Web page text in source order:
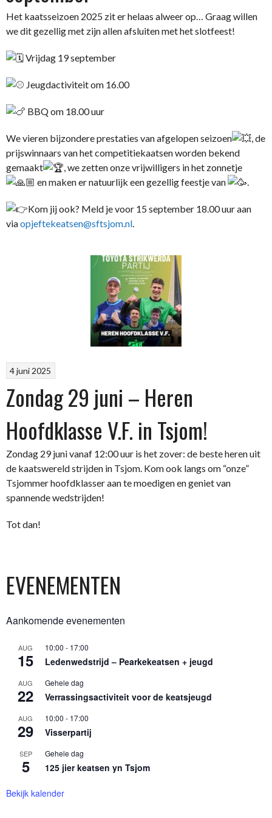
Het kaatsseizoen 2025 zit er helaas alweer op… Graag willen
we dit gezellig met zijn allen afsluiten met het slotfeest!
Vrijdag 19 september
Jeugdactiviteit om 16.00
BBQ om 18.00 uur
We vieren bijzondere prestaties van afgelopen seizoen
, de
prijswinnaars van het competitiekaatsen worden bekend
gemaakt
, we zetten onze vrijwilligers in het zonnetje
en maken er natuurlijk een gezellig feestje van
.
Kom jij ook? Meld je voor 15 september 18.00 uur aan
viaopjeftekeatsen@sftsjom.nl.
4 juni 2025
Zondag 29 juni – Heren
Hoofdklasse V.F. in Tsjom!
Zondag 29 juni vanaf 12:00 uur is het zover: de beste heren uit
de kaatswereld strijden in Tsjom. Kom ook langs om “onze”
Tsjommer hoofdklasser aan te moedigen en geniet van
spannende wedstrijden!
Tot dan!
EVENEMENTEN
Aankomende evenementen
AUG
15
10:00 - 17:00
Ledenwedstrijd – Pearkekeatsen + jeugd
AUG
22
Gehele dag
Verrassingsactiviteit voor de keatsjeugd
AUG
29
10:00 - 17:00
Visserpartij
SEP
5
Gehele dag
125 jier keatsen yn Tsjom
Bekijk kalender